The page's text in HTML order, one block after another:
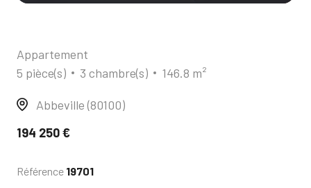
Appartement
5 pièce(s)
3 chambre(s) 146.8 m²
Abbeville (80100)
194 250 €
Référence 19701